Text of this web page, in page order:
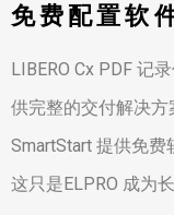
免费配置软
LIBERO Cx PDF 记
供完整的交付解决方
SmartStart 提供免费
这只是ELPRO 成为